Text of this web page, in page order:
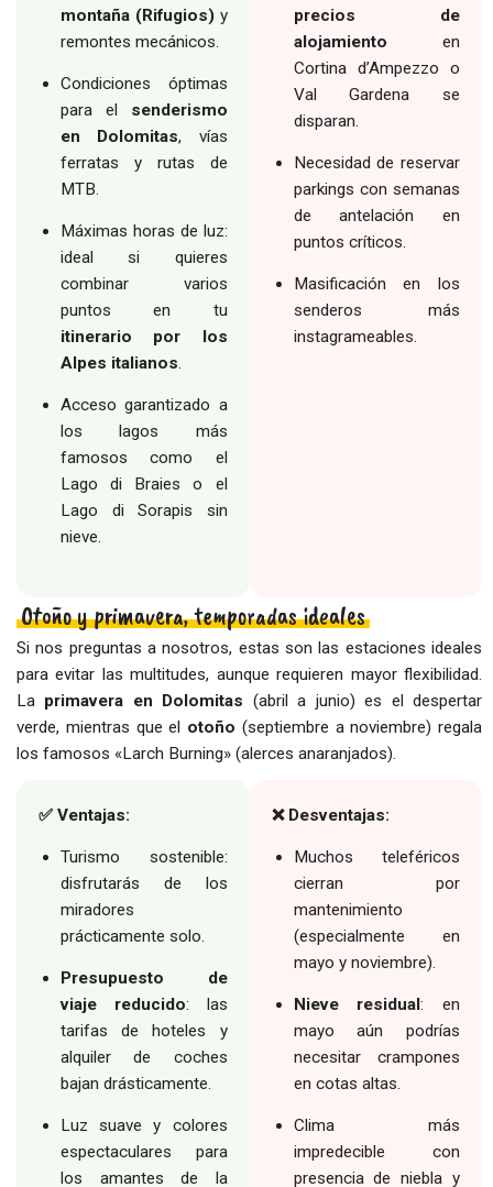
montaña (Rifugios)y
remontes mecánicos.
Condiciones óptimas
para el senderismo
en Dolomitas, vías
ferratas y rutas de
MTB.
Máximas horas de luz:
ideal si quieres
combinar varios
puntos en tu
itinerario por los
Alpes italianos
Acceso garantizado a
los lagos más
famosos como el
Lago di Braies o el
Lago di Sorapis sin
nieve.
precios de
alojamiento en
Cortina d’Ampezzo o
Val Gardena se
disparan.
Necesidad de reservar
parkings con semanas
de antelación en
puntos críticos.
Masificación en los
senderos más
instagrameables.
Otoño y primavera, temporadas ideales
Si nos preguntas a nosotros, estas son las estaciones ideales
para evitar las multitudes, aunque requieren mayor flexibilidad.
La primavera en Dolomitas (abril a junio) es el despertar
verde, mientras que el otoño (septiembre a noviembre) regala
los famosos «Larch Burning» (alerces anaranjados).
✅ Ventajas:
Turismo sostenible:
disfrutarás de los
miradores
prácticamente solo.
Presupuesto de
viaje reducido: las
tarifas de hoteles y
alquiler de coches
bajan drásticamente.
Luz suave y colores
espectaculares para
los amantes de la
❌ Desventajas:
Muchos teleféricos
cierran por
mantenimiento
(especialmente en
mayo y noviembre).
Nieve residual: en
mayo aún podrías
necesitar crampones
en cotas altas.
Clima más
impredecible con
presencia de niebla y